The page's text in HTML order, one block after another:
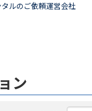
タルのご依頼運営会社
ン